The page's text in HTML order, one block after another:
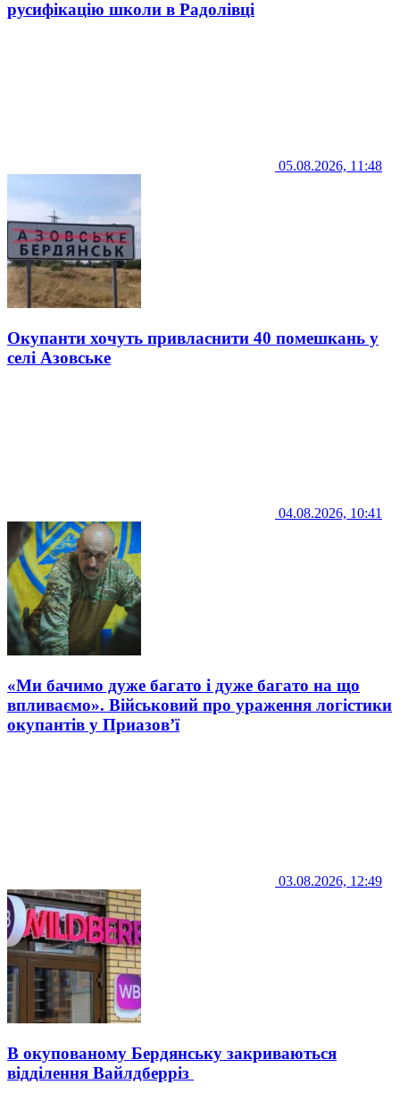
русифікацію школи в Радолівці
05.08.2026, 11:48
Окупанти хочуть привласнити 40 помешкань у
селі Азовське
04.08.2026, 10:41
«Ми бачимо дуже багато і дуже багато на що
впливаємо». Військовий про ураження логістики
окупантів у Приазов’ї
03.08.2026, 12:49
В окупованому Бердянську закриваються
відділення Вайлдберріз